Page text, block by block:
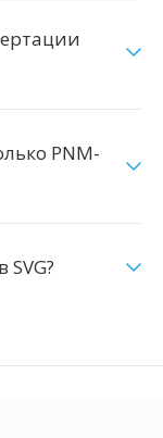
PNM-